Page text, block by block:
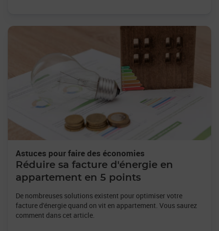
Astuces pour faire des économies
Réduire sa facture d'énergie en
appartement en 5 points
De nombreuses solutions existent pour optimiser votre
facture d'énergie quand on vit en appartement. Vous saurez
comment dans cet article.